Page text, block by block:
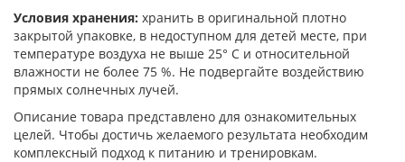
Условия хранения: хранить в оригинальной плотно
закрытой упаковке, в недоступном для детей месте, при
температуре воздуха не выше 25° С и относительной
влажности не более 75 %. Не подвергайте воздействию
прямых солнечных лучей.
Описание товара представлено для ознакомительных
целей. Чтобы достичь желаемого результата необходим
комплексный подход к питанию и тренировкам.